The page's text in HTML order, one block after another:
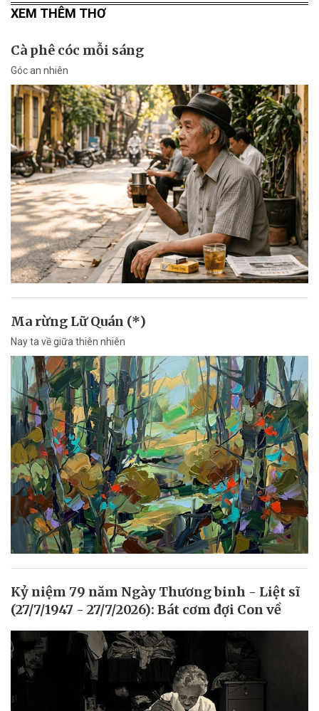
XEM THÊM THƠ
Cà phê cóc mỗi sáng
Góc an nhiên
Ma rừng Lữ Quán (*)
Nay ta về giữa thiên nhiên
Kỷ niệm 79 năm Ngày Thương binh - Liệt sĩ
(27/7/1947 - 27/7/2026): Bát cơm đợi Con về